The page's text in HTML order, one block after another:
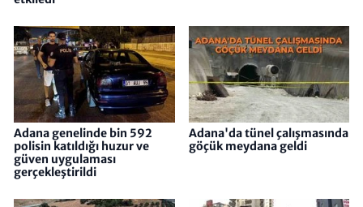
Adana genelinde bin 592
polisin katıldığı huzur ve
güven uygulaması
gerçekleştirildi
Adana'da tünel çalışmasında
göçük meydana geldi